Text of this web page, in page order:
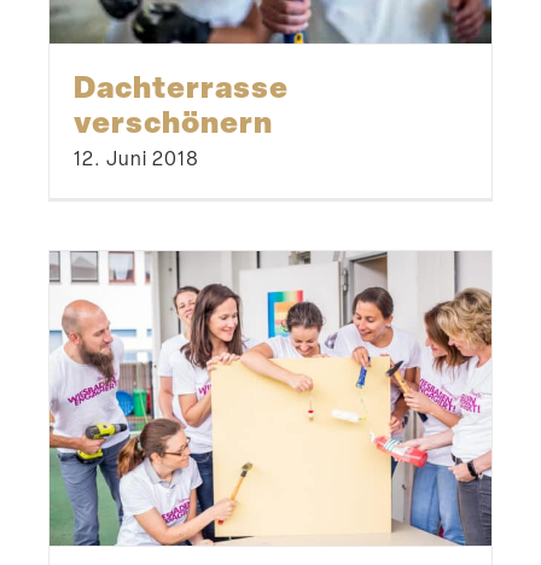
Dachter­rasse
verschönern
12. Juni 2018